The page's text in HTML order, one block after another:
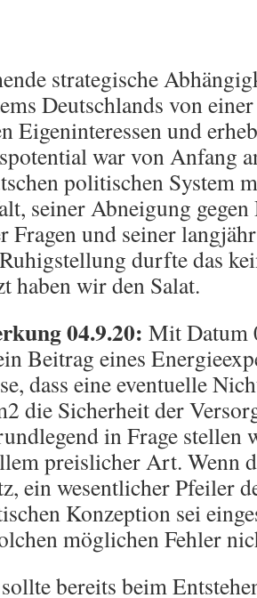
strategische
Deutschlands von
Eigeninteressen und
war von Anfang
politischen System
seiner Abneigung
Fragen und seiner
durfte das
haben wir den Salat.
04.9.20: Mit Datum
Beitrag eines
dass eine eventuelle
die Sicherheit der
in Frage stellen
preislicher Art. Wenn
ein wesentlicher Pfeiler
Konzeption sei
möglichen Fehler
bereits beim